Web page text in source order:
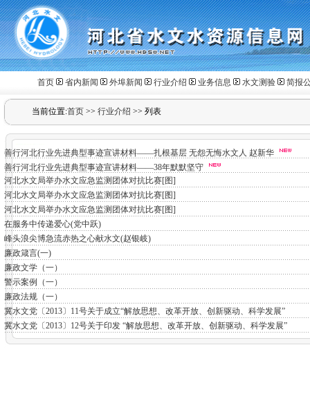
首页 省内新闻 外埠新闻 行业介绍 业务信息 水文测验 简报
当前位置:首页 >> 行业介绍 >> 列表
善行河北行业先进典型事迹宣讲材料——扎根基层 无怨无悔水文人 赵新华
善行河北行业先进典型事迹宣讲材料——38年默默坚守
河北水文局举办水文应急监测团体对抗比赛[图]
河北水文局举办水文应急监测团体对抗比赛[图]
河北水文局举办水文应急监测团体对抗比赛[图]
在服务中传递爱心(党中跃)
峰头浪尖博急流赤热之心献水文(赵银岐)
廉政箴言(一)
廉政文学（一）
警示案例（一）
廉政法规（一）
冀水文党〔2013〕11号关于成立“解放思想、改革开放、创新驱动、科学发展”
冀水文党〔2013〕12号关于印发 “解放思想、改革开放、创新驱动、科学发展”